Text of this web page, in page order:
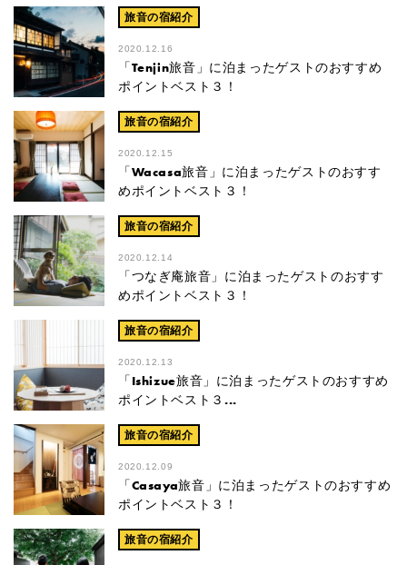
旅音の宿紹介
2020.12.16
「Tenjin旅音」に泊まったゲストのおすすめ
ポイントベスト３！
旅音の宿紹介
2020.12.15
「Wacasa旅音」に泊まったゲストのおすす
めポイントベスト３！
旅音の宿紹介
2020.12.14
「つなぎ庵旅音」に泊まったゲストのおすす
めポイントベスト３！
旅音の宿紹介
2020.12.13
「Ishizue旅音」に泊まったゲストのおすすめ
ポイントベスト３...
旅音の宿紹介
2020.12.09
「Casaya旅音」に泊まったゲストのおすすめ
ポイントベスト３！
旅音の宿紹介